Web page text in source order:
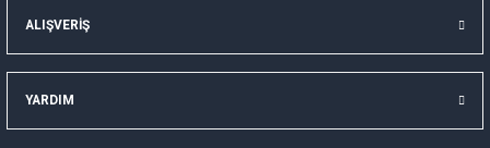
ALIŞVERİŞ
YARDIM